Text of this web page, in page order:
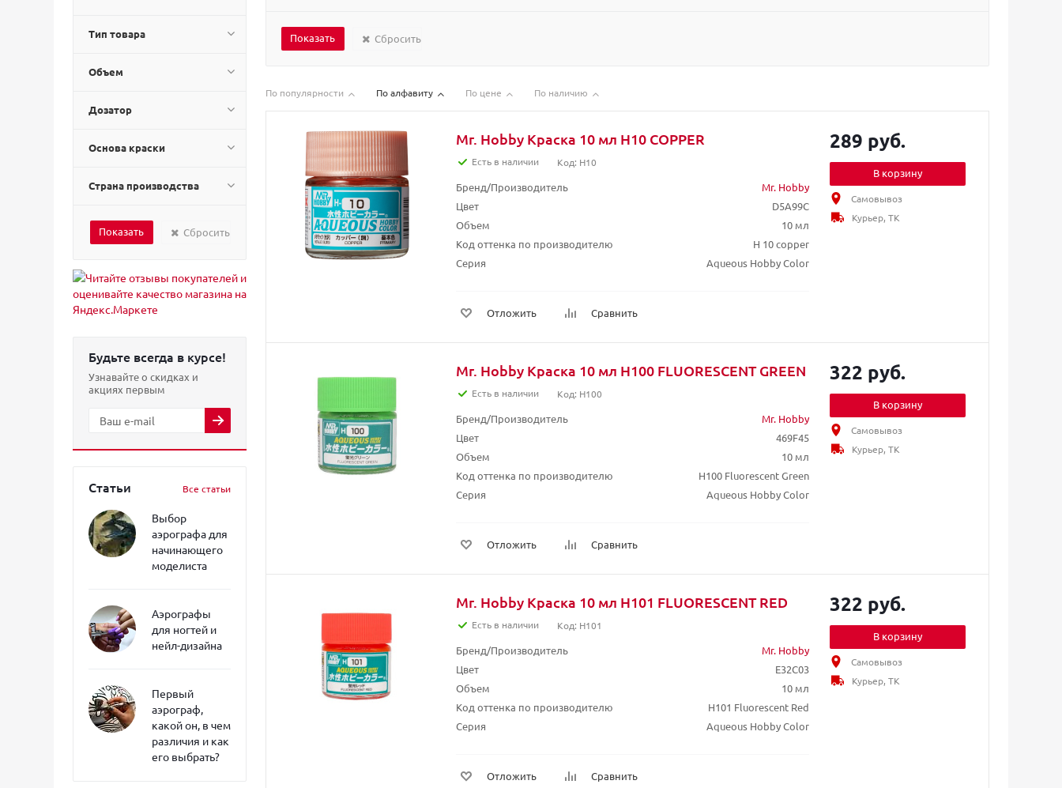
Тип товара
Объем
Дозатор
Основа краски
Страна производства
Сбросить
Будьте всегда в курсе!
Узнавайте о скидках и
акциях первым
Статьи Все статьи
Выбор
аэрографа для
начинающего
моделиста
Аэрографы
для ногтей и
нейл-дизайна
Первый
аэрограф,
какой он, в чем
различия и как
его выбрать?
Сбросить
По популярности По алфавиту По цене По наличию
Mr. Hobby Краска 10 мл H10 COPPER
Есть в наличии Код: H10
Бренд/Производитель
Mr. Hobby
Цвет
D5A99C
Объем
10 мл
Код оттенка по производителю
H 10 copper
Серия
Aqueous Hobby Color
Отложить Сравнить
289 руб.
В корзину
Самовывоз
Курьер, ТК
Mr. Hobby Краска 10 мл H100 FLUORESCENT GREEN
Есть в наличии Код: H100
Бренд/Производитель
Mr. Hobby
Цвет
469F45
Объем
10 мл
Код оттенка по производителю
H100 Fluorescent Green
Серия
Aqueous Hobby Color
Отложить Сравнить
322 руб.
В корзину
Самовывоз
Курьер, ТК
Mr. Hobby Краска 10 мл H101 FLUORESCENT RED
Есть в наличии Код: H101
Бренд/Производитель
Mr. Hobby
Цвет
E32C03
Объем
10 мл
Код оттенка по производителю
H101 Fluorescent Red
Серия
Aqueous Hobby Color
Отложить Сравнить
322 руб.
В корзину
Самовывоз
Курьер, ТК